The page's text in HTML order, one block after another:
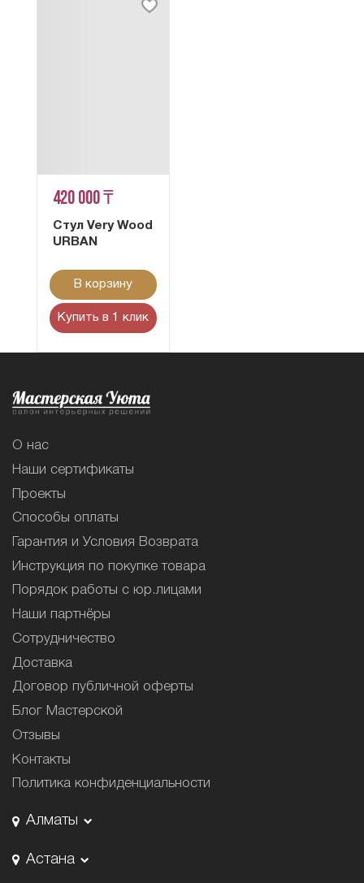
420 000 ₸
Стул Very Wood
URBAN
В корзину
Купить в 1 клик
О нас
Наши сертификаты
Проекты
Способы оплаты
Гарантия и Условия Возврата
Инструкция по покупке товара
Порядок работы с юр.лицами
Наши партнёры
Сотрудничество
Доставка
Договор публичной оферты
Блог Мастерской
Отзывы
Контакты
Политика конфиденциальности
Алматы
Астана